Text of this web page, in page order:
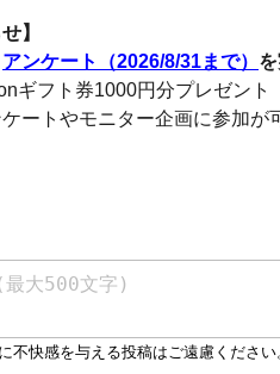
】
アンケート（2026/8/31まで）
ギフト券1000円分プレゼント
ートやモニター企画に参加が